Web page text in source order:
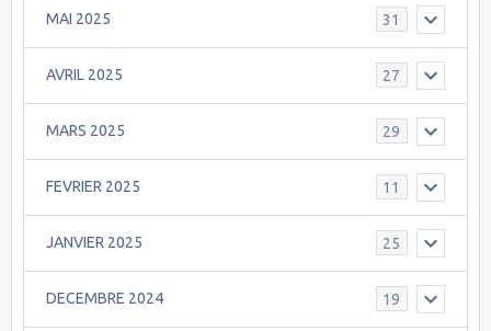
MAI 2025 31
AVRIL 2025 27
MARS 2025 29
FEVRIER 2025 11
JANVIER 2025 25
DECEMBRE 2024 19